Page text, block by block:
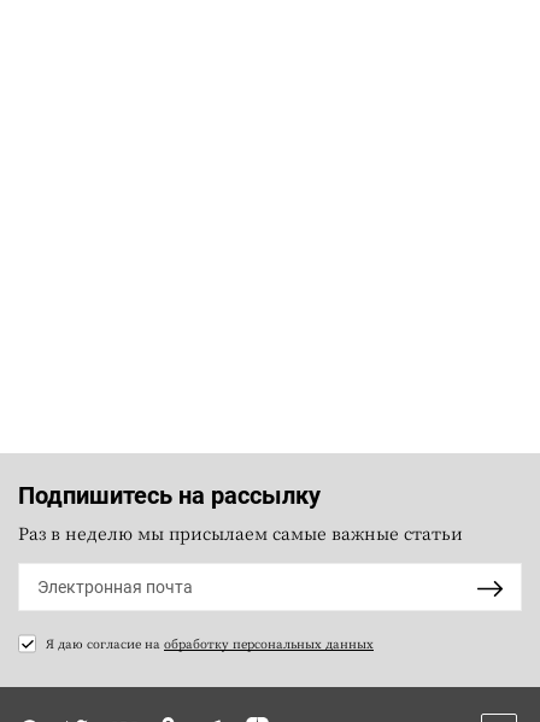
Подпишитесь на рассылку
Раз в неделю мы присылаем самые важные статьи
Я даю согласие на обработку персональных данных